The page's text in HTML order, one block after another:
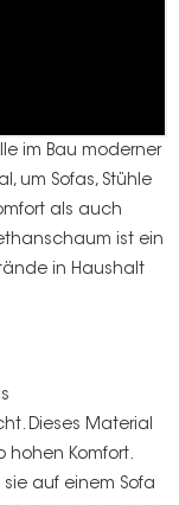
im Bau moderner
um Sofas, Stühle
als auch
ist ein
in Haushalt
Dieses Material
hohen Komfort.
auf einem Sofa